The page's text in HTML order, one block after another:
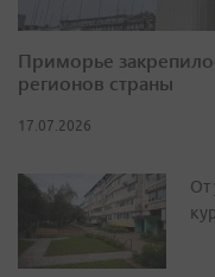
Приморье
регионов страны
17.07.2026
От